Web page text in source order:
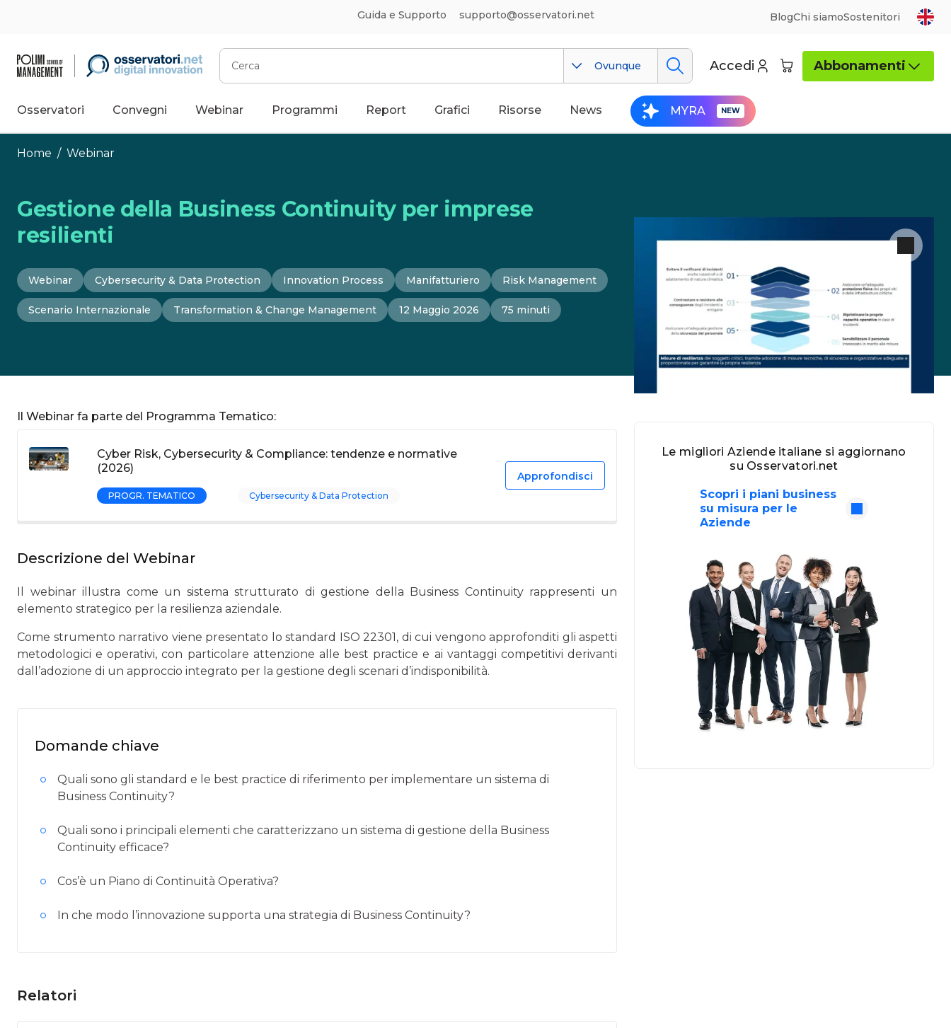
Guida e Supporto supporto@osservatori.net BlogChi siamoSostenitori
Cerca
Ovunque Accedi Abbonamenti
Osservatori Convegni Webinar Programmi Report Grafici Risorse News MYRA
Home / Webinar
Gestione della Business Continuity per imprese
resilienti
Webinar Cybersecurity & Data Protection Innovation Process Manifatturiero Risk Management
Scenario Internazionale Transformation & Change Management 12 Maggio 2026 75 minuti
Il Webinar fa parte del Programma Tematico:
Cyber Risk, Cybersecurity & Compliance: tendenze e normative
(2026)
PROGR. TEMATICO Cybersecurity & Data Protection
Approfondisci
Descrizione del Webinar
Il webinar illustra come un sistema strutturato di gestione della Business Continuity rappresenti un
elemento strategico per la resilienza aziendale.
Come strumento narrativo viene presentato lo standard ISO 22301, di cui vengono approfonditi gli aspetti
metodologici e operativi, con particolare attenzione alle best practice e ai vantaggi competitivi derivanti
dall’adozione di un approccio integrato per la gestione degli scenari d’indisponibilità.
Domande chiave
Quali sono gli standard e le best practice di riferimento per implementare un sistema di
Business Continuity?
Quali sono i principali elementi che caratterizzano un sistema di gestione della Business
Continuity efficace?
Cos’è un Piano di Continuità Operativa?
In che modo l’innovazione supporta una strategia di Business Continuity?
Relatori
Le migliori Aziende italiane si aggiornano
su Osservatori.net
Scopri i piani business
su misura per le
Aziende